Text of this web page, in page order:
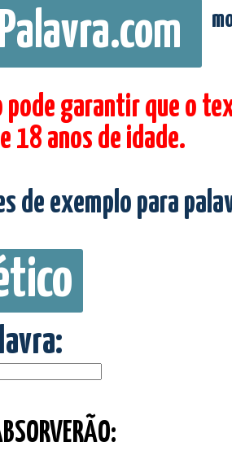
pode garantir que o
18 anos de idade.
de exemplo para